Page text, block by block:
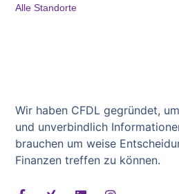
Wir haben CFDL gegründet,
und unverbindlich
brauchen um weise
Finanzen treffen zu können.
Alle Standorte